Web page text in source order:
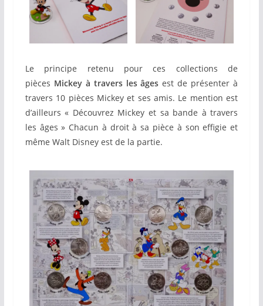
Le principe retenu pour ces collections de
pièces Mickey à travers les âges est de présenter à
travers 10 pièces Mickey et ses amis. Le mention est
d’ailleurs « Découvrez Mickey et sa bande à travers
les âges » Chacun à droit à sa pièce à son effigie et
même Walt Disney est de la partie.